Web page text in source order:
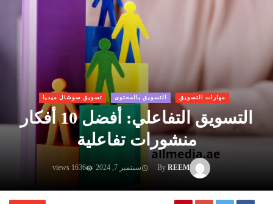
مهارات التسويق التسويق بالمحتوى تسويق سوشال ميديا
التسويق التفاعلي: أفضل 10 أفكار
منشورات تفاعلية
By REEM سبتمبر 7, 2024 1636 views